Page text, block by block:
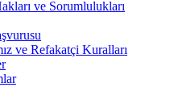
ve Sorumlulukları
ve Refakatçi Kuralları